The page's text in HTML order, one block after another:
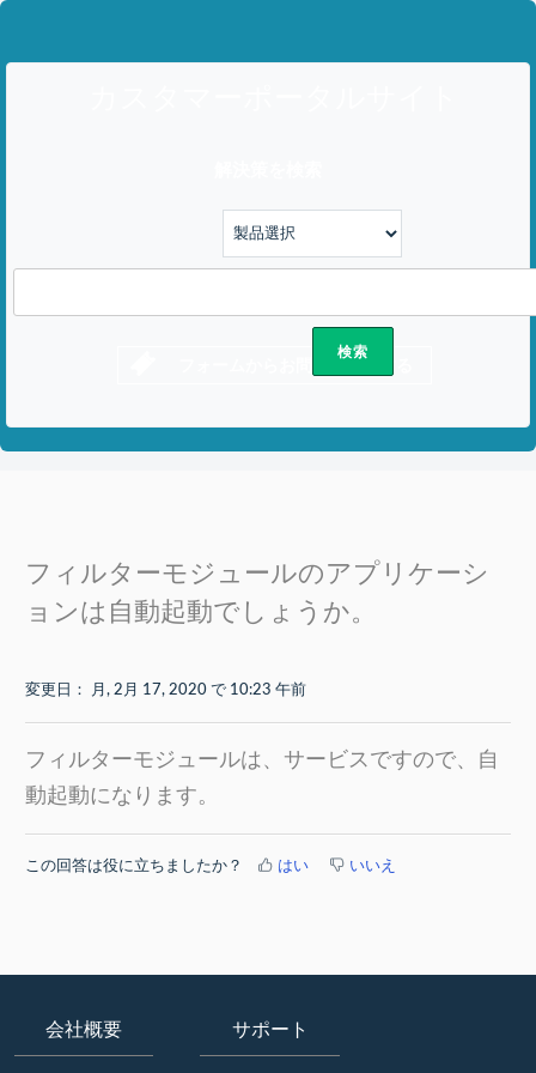
フィルターモジュールのアプリケーシ
ョンは自動起動でしょうか。
変更日： 月, 2月 17, 2020 で 10:23 午前
フィルターモジュールは、サービスですので、自
動起動になります。
この回答は役に立ちましたか？ はい いいえ
会社概要 サポート